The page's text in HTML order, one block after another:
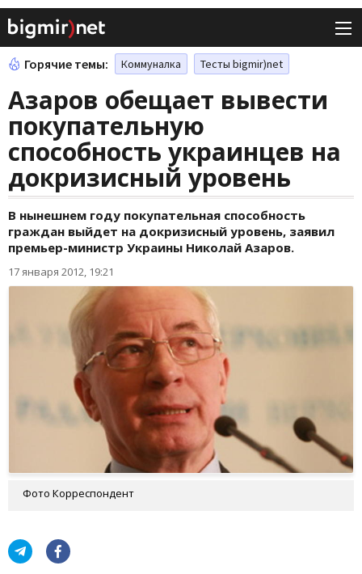
Горячие темы: Коммуналка Тесты bigmir)net
Азаров обещает вывести
покупательную
способность украинцев на
докризисный уровень
В нынешнем году покупательная способность
граждан выйдет на докризисный уровень, заявил
премьер-министр Украины Николай Азаров.
17 января 2012, 19:21
Фото Корреспондент